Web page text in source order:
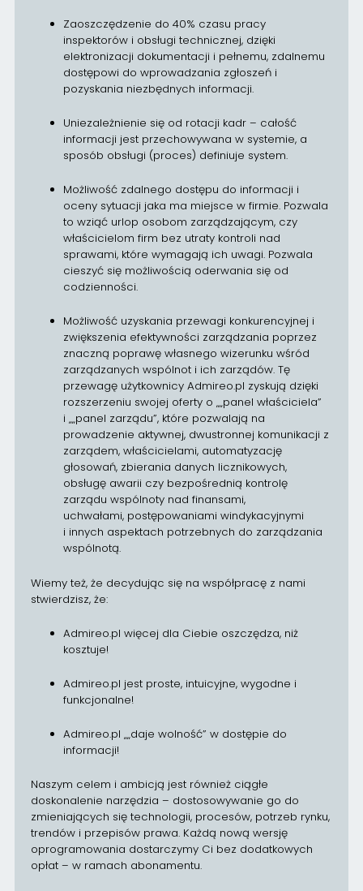
Zaoszczędzenie do 40% czasu pracy
inspektorów i obsługi technicznej, dzięki
elektronizacji dokumentacji i pełnemu, zdalnemu
dostępowi do wprowadzania zgłoszeń i
pozyskania niezbędnych informacji.
Uniezależnienie się od rotacji kadr – całość
informacji jest przechowywana w systemie, a
sposób obsługi (proces) definiuje system.
Możliwość zdalnego dostępu do informacji i
oceny sytuacji jaka ma miejsce w firmie. Pozwala
to wziąć urlop osobom zarządzającym, czy
właścicielom firm bez utraty kontroli nad
sprawami, które wymagają ich uwagi. Pozwala
cieszyć się możliwością oderwania się od
codzienności.
Możliwość uzyskania przewagi konkurencyjnej i
zwiększenia efektywności zarządzania poprzez
znaczną poprawę własnego wizerunku wśród
zarządzanych wspólnot i ich zarządów. Tę
przewagę użytkownicy Admireo.pl zyskują dzięki
rozszerzeniu swojej oferty o „„panel właściciela”
i „„panel zarządu”, które pozwalają na
prowadzenie aktywnej, dwustronnej komunikacji z
zarządem, właścicielami, automatyzację
głosowań, zbierania danych licznikowych,
obsługę awarii czy bezpośrednią kontrolę
zarządu wspólnoty nad finansami,
uchwałami, postępowaniami windykacyjnymi
i innych aspektach potrzebnych do zarządzania
wspólnotą.
Wiemy też, że decydując się na współpracę z nami
stwierdzisz, że:
Admireo.pl więcej dla Ciebie oszczędza, niż
kosztuje!
Admireo.pl jest proste, intuicyjne, wygodne i
funkcjonalne!
Admireo.pl „„daje wolność” w dostępie do
informacji!
Naszym celem i ambicją jest również ciągłe
doskonalenie narzędzia – dostosowywanie go do
zmieniających się technologii, procesów, potrzeb rynku,
trendów i przepisów prawa. Każdą nową wersję
oprogramowania dostarczymy Ci bez dodatkowych
opłat – w ramach abonamentu.